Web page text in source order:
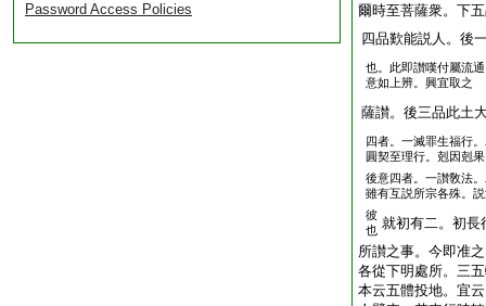
Password Access Policies
爾時至菩薩衆。下
四品歎能説人。後
也。此即讃嘆付屬流通
意如上辨。興宜取之
薩讃。後三品此土
四者。一滅罪生福行
圓契至理行。剋因剋
後意四者。一讃敎法
雖有互説所宗各殊。
彼
也 就初有二。初長
所讃之事。今即准
各從下明處所。三
本云五體投地。宜